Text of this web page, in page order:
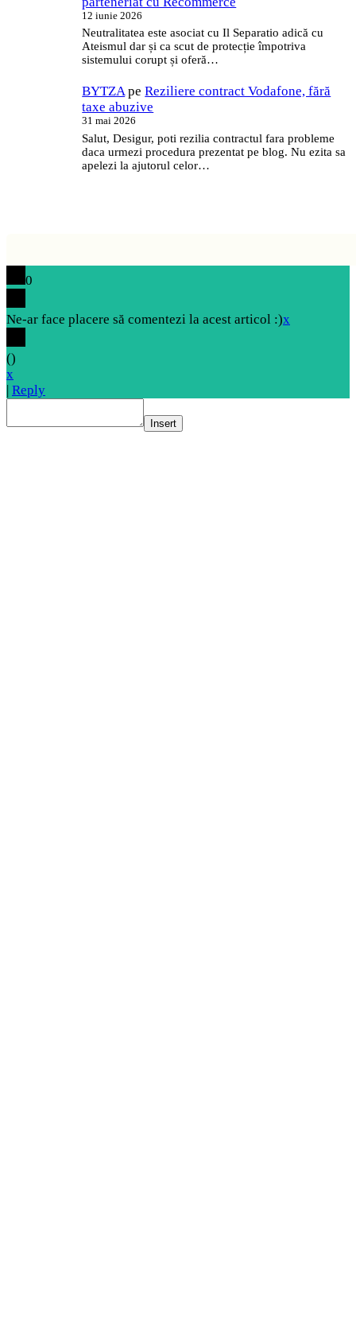
12 iunie 2026
Neutralitatea este asociat cu Il Separatio adică cu
Ateismul dar și ca scut de protecție împotriva
sistemului corupt și oferă…
BYTZApeReziliere contract Vodafone, fără
taxe abuzive
31 mai 2026
Salut, Desigur, poti rezilia contractul fara probleme
daca urmezi procedura prezentat pe blog. Nu ezita sa
apelezi la ajutorul celor…
0
Ne-ar face placere să comentezi la acest articol :)x
()
x
Reply
Insert